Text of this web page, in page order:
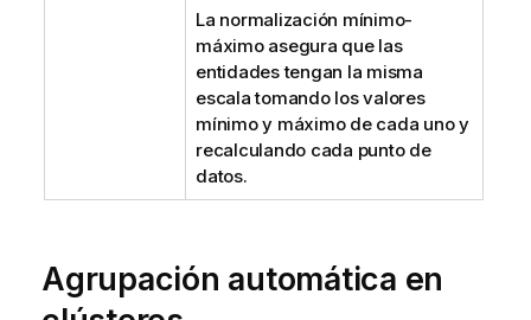
La normalización mínimo-
máximo asegura que las
entidades tengan la misma
escala tomando los valores
mínimo y máximo de cada uno y
recalculando cada punto de
datos.
Agrupación automática en